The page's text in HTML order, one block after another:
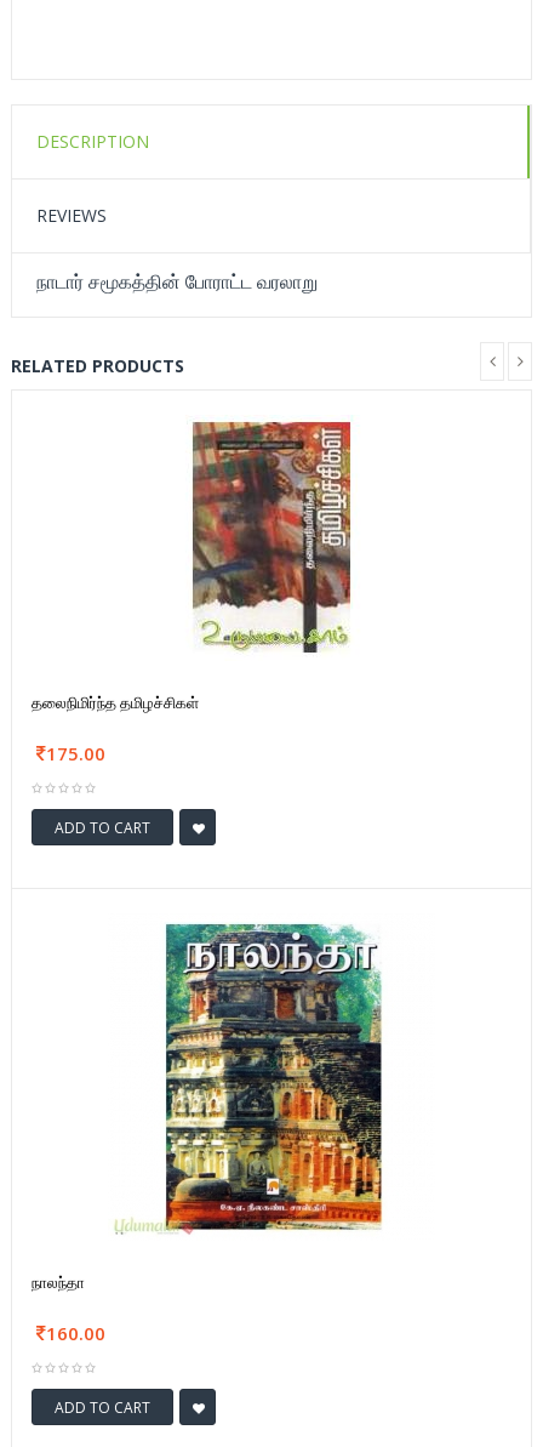
DESCRIPTION
REVIEWS
நாடார் சமூகத்தின் போராட்ட வரலாறு
RELATED PRODUCTS
தலைநிமிர்ந்த தமிழச்சிகள்
175.00
ADD TO CART
நாலந்தா
160.00
ADD TO CART